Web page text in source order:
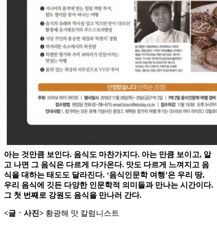
아는 것만큼 보인다. 음식도 마찬가지다. 아는 만큼 보이고, 알
고 나면 그 음식은 다르게 다가온다. 맛도 다르게 느껴지고 음
식을 대하는 태도도 달라진다. ‘음식인문학 여행’은 우리 땅,
우리 음식에 깃든 다양한 인문학적 의미들과 만나는 시간이다.
그 첫 번째로 강원도 음식을 만나러 간다.
<글ㆍ사진> 황광해 맛 칼럼니스트